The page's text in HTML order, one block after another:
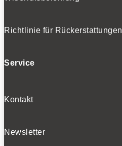
Richtlinie für Rückerstattungen
Service
Kontakt
Newsletter